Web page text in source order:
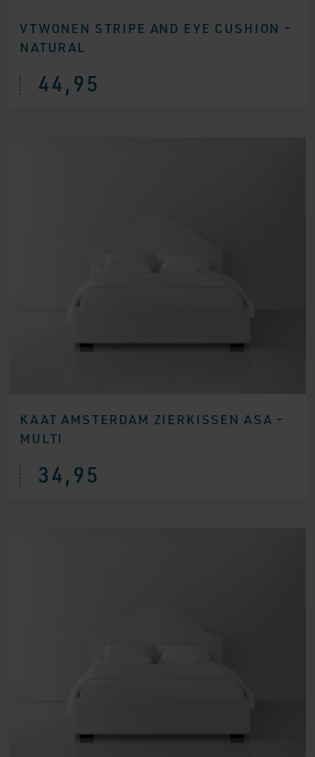
VTWONEN STRIPE AND EYE CUSHION –
NATURAL
44,95
KAAT AMSTERDAM ZIERKISSEN ASA –
MULTI
34,95